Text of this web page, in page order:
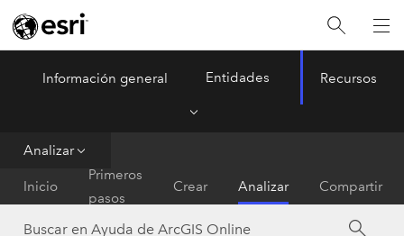
ArcGIS Online
Información general Entidades Recursos
Analizar
Inicio
Primeros
pasos
Crear Analizar Compartir